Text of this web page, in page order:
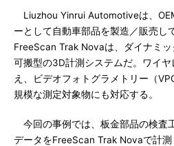
Liuzhou Yinrui Automotiveは、
ーとして自動車部品を製造／販売し
FreeScan Trak Novaは、ダイナミ
可搬型の3D計測システムだ。ワイ
え、ビデオフォトグラメトリー（
規模な測定対象物にも対応する。
今回の事例では、板金部品の検査
データをFreeScan Trak Novaで計